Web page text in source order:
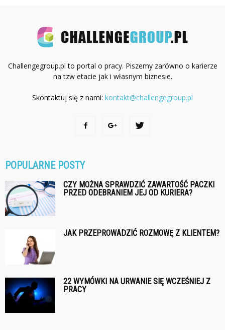
Challengegroup.pl to portal o pracy. Piszemy zarówno o karierze
na tzw etacie jak i własnym biznesie.
Skontaktuj się z nami: kontakt@challengegroup.pl
POPULARNE POSTY
CZY MOŻNA SPRAWDZIĆ ZAWARTOŚĆ PACZKI
PRZED ODEBRANIEM JEJ OD KURIERA?
JAK PRZEPROWADZIĆ ROZMOWĘ Z KLIENTEM?
22 WYMÓWKI NA URWANIE SIĘ WCZEŚNIEJ Z
PRACY